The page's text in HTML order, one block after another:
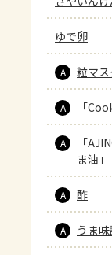
ゆで卵
A 粒マ
A 「
A
「
ま油」
A 酢
A うま